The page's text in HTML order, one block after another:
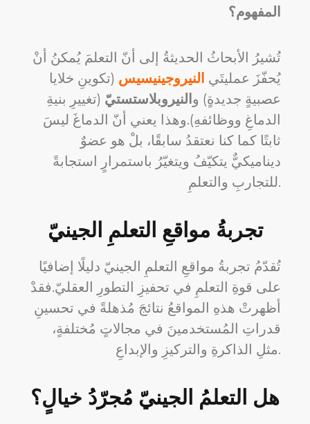
المفهوم؟
تُشيرُ الأبحاثُ الحديثةُ إلى أنّ التعلمَ يُمكنُ أنْ
يُحفّزَ عمليتَي النيروجينيسيس (تكوينِ خلايا
عصبيةٍ جديدةٍ) و النيروبلاستستيّ (تغييرِ بنيةِ
الدماغِ ووظائفهِ).وهذا يعني أنّ الدماغَ ليسَ
ثابتًا كما كنا نعتقدُ سابقًا، بلْ هو عضوٌ
ديناميكيٌّ يتكيّفُ ويتغيّرُ باستمرارٍ استجابةً
للتجاربِ والتعلمِ.
تجربةُ مواقعِ التعلمِ الجينيّ
تُقدّمُ تجربةُ مواقعِ التعلمِ الجينيّ دليلًا إضافيًا
على قوةِ التعلمِ في تحفيزِ التطورِ العقليّ.فقدْ
أظهرتْ هذهِ المواقعُ نتائجَ مُذهلةً في تحسينِ
قدراتِ المُستخدمينَ في مجالاتٍ مُختلفةٍ،
مثلِ الذاكرةِ والتركيزِ والإبداعِ.
هل التعلمُ الجينيّ مُجرّدُ خيالٍ؟